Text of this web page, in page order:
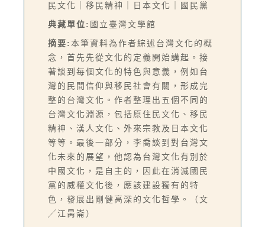
民文化｜移民精神｜日本文化｜國民黨
典藏單位: 國立臺灣文學館
摘要: 本筆資料為作者綜述台灣文化的概
念，首先先從文化的定義開始講起。接
著談到每個文化的特色與意義，例如台
灣的民間信仰與移民社會有關，形成完
整的台灣文化。作者整理出五個不同的
台灣文化淵源，包括原住民文化、移民
精神、漢人文化、外來宗教及日本文化
等等。最後一部分，李喬談到對台灣文
化未來的展望，他認為台灣文化有別於
中國文化，是自主的，因此在消滅國民
黨的威權文化後，應該建設獨有的特
色，發展出剛健高深的文化哲學。（文
╱江昺崙）